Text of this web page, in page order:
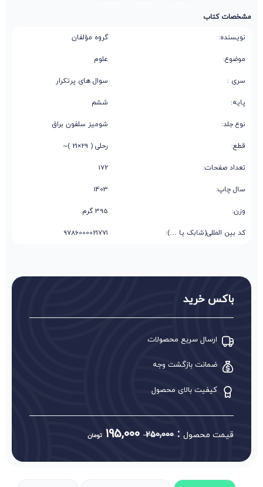
مشخصات کتاب
نویسنده: گروه مؤلفان
موضوع: علوم
سری : سوال‌ های پرتکرار
پایه: ششم
نوع جلد: شومیز سلفون براق
قطع: رحلی ( 29×21 )~
تعداد صفحات: 172
سال چاپ: 1403
وزن: 395 گرم
کد بین المللی(شابک یا …): 9786000021771
باکس خرید
ارسال سریع محصولات
ضمانت بازگشت وجه
کیفیت بالای محصول
قیمت محصول :
250,000
195,000 تومان